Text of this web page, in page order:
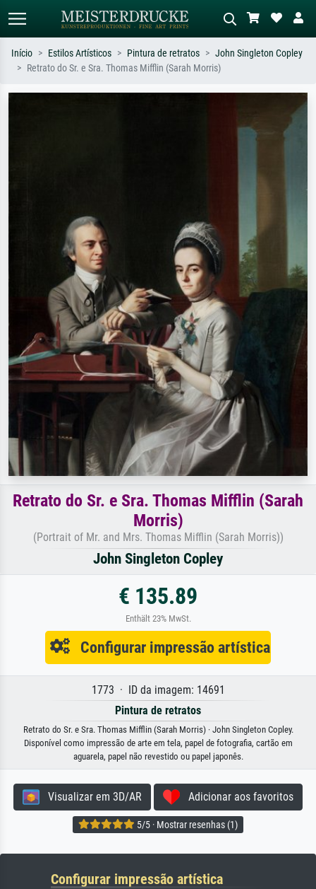
a óleo escura, nu em pé ao lado de
Início Estilos Artísticos Pintura de retratos
John Singleton Copley
Retrato do Sr. e Sra. Thomas Mifflin (Sarah Morris)
Retrato do Sr. e Sra. Thomas Mifflin (Sarah
Morris)
(Portrait of Mr. and Mrs. Thomas Mifflin (Sarah Morris))
John Singleton Copley
€ 135.89
Enthält 23% MwSt.
Configurar impressão artística
1773 · ID da imagem: 14691
Pintura de retratos
Retrato do Sr. e Sra. Thomas Mifflin (Sarah Morris) · John Singleton Copley.
Disponível como impressão de arte em tela, papel de fotografia, cartão em
aguarela, papel não revestido ou papel japonês.
Visualizar em 3D/AR Adicionar aos favoritos
5/5 · Mostrar resenhas (1)
Configurar impressão artística